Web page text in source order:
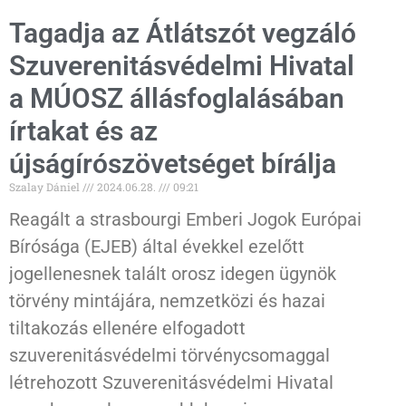
Tagadja az Átlátszót vegzáló
Szuverenitásvédelmi Hivatal
a MÚOSZ állásfoglalásában
írtakat és az
újságírószövetséget bírálja
Szalay Dániel 2024.06.28. 09:21
Reagált a strasbourgi Emberi Jogok Európai
Bírósága (EJEB) által évekkel ezelőtt
jogellenesnek talált orosz idegen ügynök
törvény mintájára, nemzetközi és hazai
tiltakozás ellenére elfogadott
szuverenitásvédelmi törvénycsomaggal
létrehozott Szuverenitásvédelmi Hivatal